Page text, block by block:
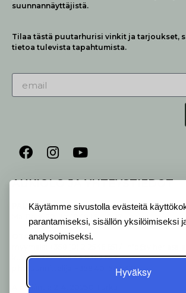
Käytämme sivustolla evästeitä
parantamiseksi, sisällön yksilöimiseksi
analysoimiseksi.
Hyväksy
suunnannäyttäjistä.
Tilaa tästä puutarhurisi vinkit ja tarjoukset,
tietoa tulevista tapahtumista.
AUKIOLO JA YHTEYSTIEDOT
ALVELEMME:
Ma-Pe 9-20 I La 10-18 I Su 10-17
OTA YHTEYTTÄ:
kukkapiste: +358 44 5369 657
pihasuunnittelija: +358 40 1547 376
Alakyläntie 2-4, 20250 Turku